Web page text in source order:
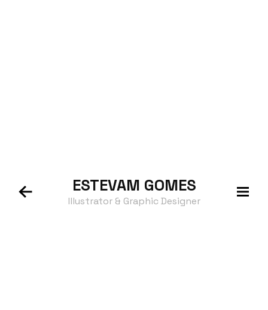
ESTEVAM GOMES
Illustrator & Graphic Designer